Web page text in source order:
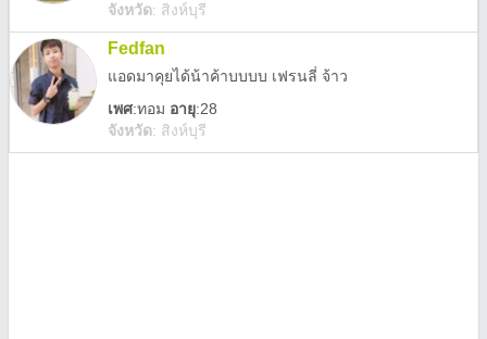
จังหวัด: สิงห์บุรี
Fedfan
แอดมาคุยได้น้าค้าบบบบ เฟรนลี่ จ้าว
เพศ:ทอม อายุ:28
จังหวัด: สิงห์บุรี